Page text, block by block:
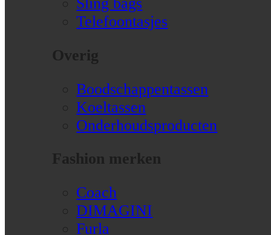
Sling bags
Telefoontasjes
Overig
Boodschappentassen
Koeltassen
Onderhoudsproducten
Fashion merken
Coach
DIMAGINI
Furla